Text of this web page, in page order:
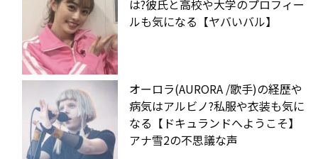
は?彼氏と高校や大学のプロフィー
ルも気になる【ヤバいバル】
オーロラ(AURORA /歌手)の経歴や
病気はアルビノ?私服や衣装も気に
なる【ドキュランドへようこそ】
アナ雪2の不思議な声